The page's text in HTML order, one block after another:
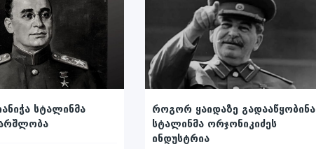
სტალინმა
როგორ ყაიდაზე გადააწყობინა
სტალინმა ორჯონიკიძეს
ინდუსტრია